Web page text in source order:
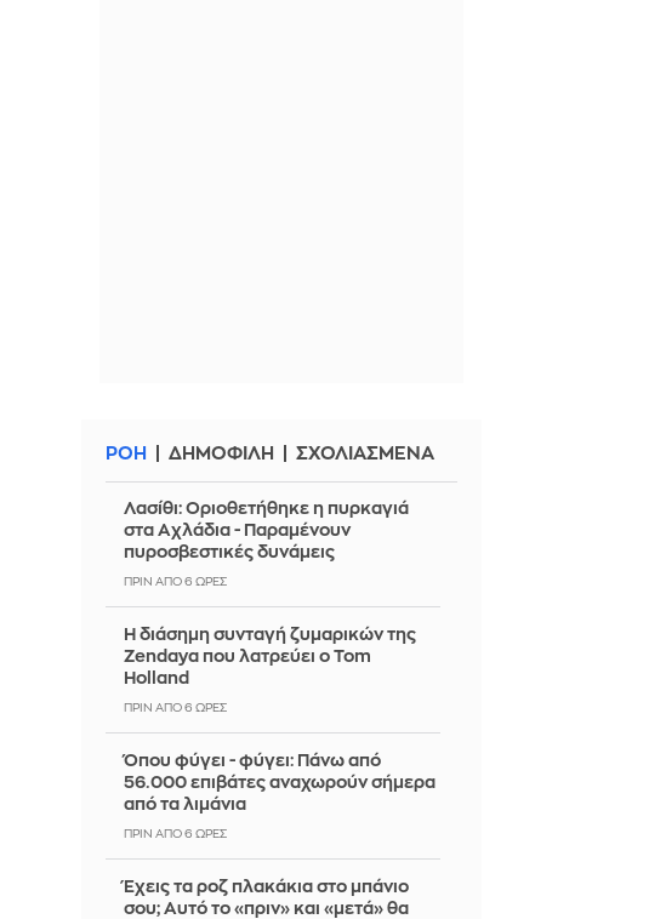
ΡΟΗ ΔΗΜΟΦΙΛΗ ΣΧΟΛΙΑΣΜΕΝΑ
Λασίθι: Οριοθετήθηκε η πυρκαγιά
στα Αχλάδια - Παραμένουν
πυροσβεστικές δυνάμεις
ΠΡΙΝ ΑΠΌ 6 ΏΡΕΣ
Η διάσημη συνταγή ζυμαρικών της
Zendaya που λατρεύει ο Tom
Holland
ΠΡΙΝ ΑΠΌ 6 ΏΡΕΣ
Όπου φύγει - φύγει: Πάνω από
56.000 επιβάτες αναχωρούν σήμερα
από τα λιμάνια
ΠΡΙΝ ΑΠΌ 6 ΏΡΕΣ
Έχεις τα ροζ πλακάκια στο μπάνιο
σου; Αυτό το «πριν» και «μετά» θα